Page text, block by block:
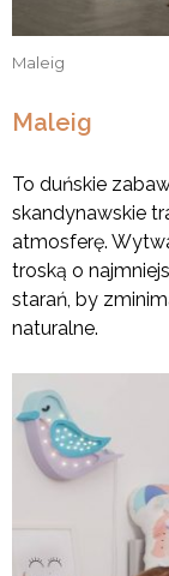
Maleig
Maleig
To duńskie
skandynawskie
atmosferę.
troską o
starań, by
naturalne.